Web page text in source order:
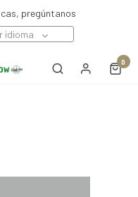
pregúntanos
idioma
0